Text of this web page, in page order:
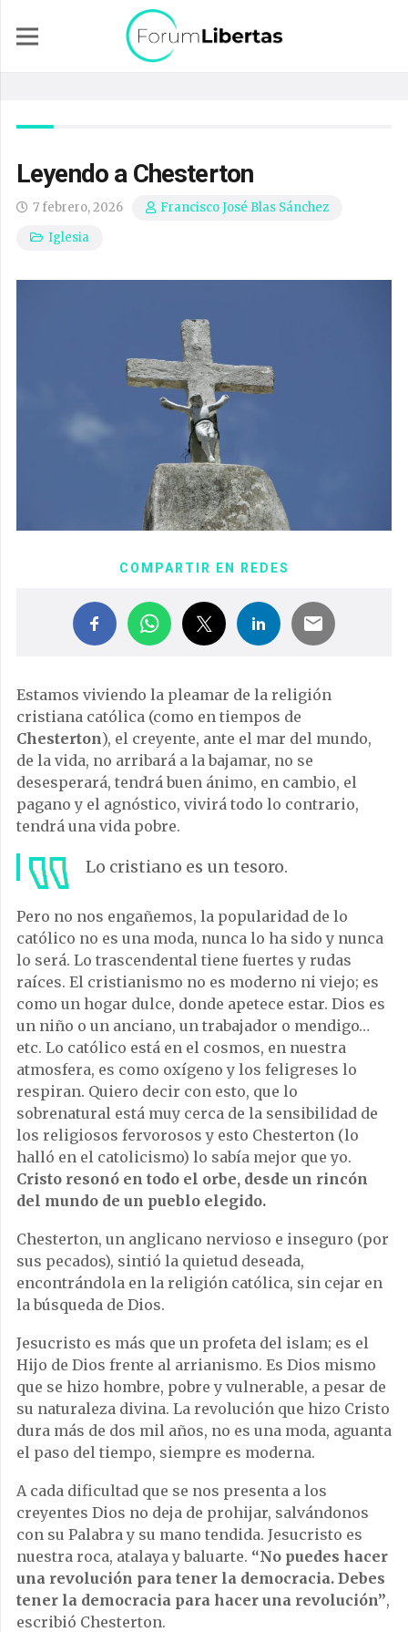
Leyendo a Chesterton
7 febrero, 2026
Francisco José Blas Sánchez
Iglesia
COMPARTIR EN REDES
Estamos viviendo la pleamar de la religión
cristiana católica (como en tiempos de
Chesterton), el creyente, ante el mar del mundo,
de la vida, no arribará a la bajamar, no se
desesperará, tendrá buen ánimo, en cambio, el
pagano y el agnóstico, vivirá todo lo contrario,
tendrá una vida pobre.
Lo cristiano es un tesoro.
Pero no nos engañemos, la popularidad de lo
católico no es una moda, nunca lo ha sido y nunca
lo será. Lo trascendental tiene fuertes y rudas
raíces. El cristianismo no es moderno ni viejo; es
como un hogar dulce, donde apetece estar. Dios es
un niño o un anciano, un trabajador o mendigo…
etc. Lo católico está en el cosmos, en nuestra
atmosfera, es como oxígeno y los feligreses lo
respiran. Quiero decir con esto, que lo
sobrenatural está muy cerca de la sensibilidad de
los religiosos fervorosos y esto Chesterton (lo
halló en el catolicismo) lo sabía mejor que yo.
Cristo resonó en todo el orbe, desde un rincón
del mundo de un pueblo elegido.
Chesterton, un anglicano nervioso e inseguro (por
sus pecados), sintió la quietud deseada,
encontrándola en la religión católica, sin cejar en
la búsqueda de Dios.
Jesucristo es más que un profeta del islam; es el
Hijo de Dios frente al arrianismo. Es Dios mismo
que se hizo hombre, pobre y vulnerable, a pesar de
su naturaleza divina. La revolución que hizo Cristo
dura más de dos mil años, no es una moda, aguanta
el paso del tiempo, siempre es moderna.
A cada dificultad que se nos presenta a los
creyentes Dios no deja de prohijar, salvándonos
con su Palabra y su mano tendida. Jesucristo es
nuestra roca, atalaya y baluarte. “No puedes hacer
una revolución para tener la democracia. Debes
tener la democracia para hacer una revolución”,
escribió Chesterton.